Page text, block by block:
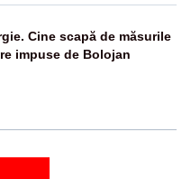
Cine scapă de măsurile
impuse de Bolojan